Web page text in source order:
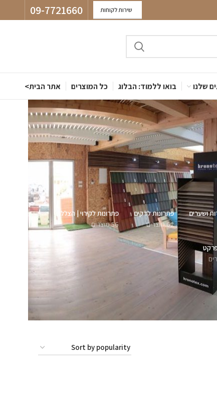
שירות לקוחות 09-7721660
שלנו בואו ללמוד: הבלוג כל המוצרים אתר הבית>
ושערים
פתרונות לדקים
62 מוצרים
פתרונות לקירוי | הצללה
56 מוצרים